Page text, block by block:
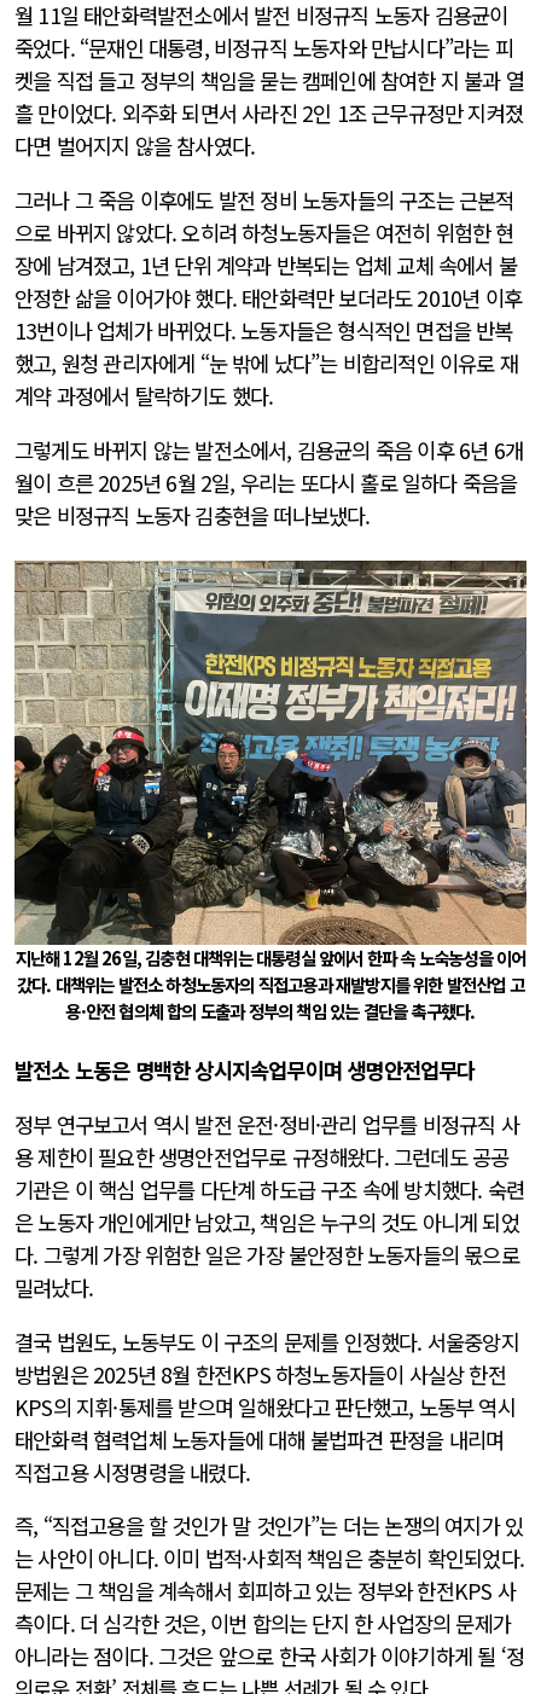
월 11일 태안화력발전소에서 발전 비정규직 노동자 김용균이
죽었다. “문재인 대통령, 비정규직 노동자와 만납시다”라는 피
켓을 직접 들고 정부의 책임을 묻는 캠페인에 참여한 지 불과 열
흘 만이었다. 외주화 되면서 사라진 2인 1조 근무규정만 지켜졌
다면 벌어지지 않을 참사였다.
그러나 그 죽음 이후에도 발전 정비 노동자들의 구조는 근본적
으로 바뀌지 않았다. 오히려 하청노동자들은 여전히 위험한 현
장에 남겨졌고, 1년 단위 계약과 반복되는 업체 교체 속에서 불
안정한 삶을 이어가야 했다. 태안화력만 보더라도 2010년 이후
13번이나 업체가 바뀌었다. 노동자들은 형식적인 면접을 반복
했고, 원청 관리자에게 “눈 밖에 났다”는 비합리적인 이유로 재
계약 과정에서 탈락하기도 했다.
그렇게도 바뀌지 않는 발전소에서, 김용균의 죽음 이후 6년 6개
월이 흐른 2025년 6월 2일, 우리는 또다시 홀로 일하다 죽음을
맞은 비정규직 노동자 김충현을 떠나보냈다.
지난해 12월 26일, 김충현 대책위는 대통령실 앞에서 한파 속 노숙농성을 이어
갔다. 대책위는 발전소 하청노동자의 직접고용과 재발방지를 위한 발전산업 고
용·안전 협의체 합의 도출과 정부의 책임 있는 결단을 촉구했다.
발전소 노동은 명백한 상시지속업무이며 생명안전업무다
정부 연구보고서 역시 발전 운전·정비·관리 업무를 비정규직 사
용 제한이 필요한 생명안전업무로 규정해왔다. 그런데도 공공
기관은 이 핵심 업무를 다단계 하도급 구조 속에 방치했다. 숙련
은 노동자 개인에게만 남았고, 책임은 누구의 것도 아니게 되었
다. 그렇게 가장 위험한 일은 가장 불안정한 노동자들의 몫으로
밀려났다.
결국 법원도, 노동부도 이 구조의 문제를 인정했다. 서울중앙지
방법원은 2025년 8월 한전KPS 하청노동자들이 사실상 한전
KPS의 지휘·통제를 받으며 일해왔다고 판단했고, 노동부 역시
태안화력 협력업체 노동자들에 대해 불법파견 판정을 내리며
직접고용 시정명령을 내렸다.
즉, “직접고용을 할 것인가 말 것인가”는 더는 논쟁의 여지가 있
는 사안이 아니다. 이미 법적·사회적 책임은 충분히 확인되었다.
문제는 그 책임을 계속해서 회피하고 있는 정부와 한전KPS 사
측이다. 더 심각한 것은, 이번 합의는 단지 한 사업장의 문제가
아니라는 점이다. 그것은 앞으로 한국 사회가 이야기하게 될 ‘정